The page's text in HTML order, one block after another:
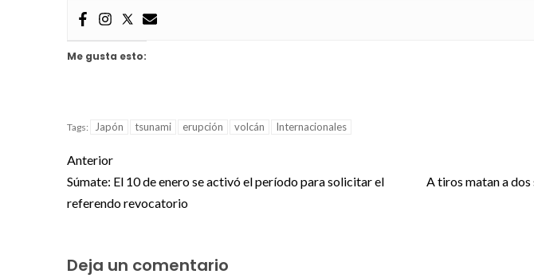
Me gusta esto:
Tags: Japón tsunami erupción volcán Internacionales
Anterior
Súmate: El 10 de enero se activó el período para solicitar el
referendo revocatorio
A tiros matan a
Deja un comentario